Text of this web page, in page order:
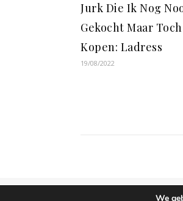
Jurk Die Ik Nog
Gekocht Maar
Kopen: Ladress
19/08/2022
We